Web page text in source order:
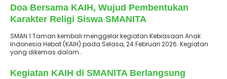
Doa Bersama KAIH, Wujud Pembentukan
Karakter Religi Siswa SMANITA
SMAN 1 Taman kembali menggelar kegiatan Kebiasaan Anak
Indonesia Hebat (KAIH) pada Selasa, 24 Februari 2026. Kegiatan
yang dikemas dalam..
Kegiatan KAIH di SMANITA Berlangsung